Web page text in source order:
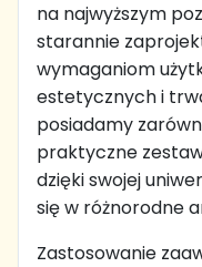
na najwyższym
starannie
wymaganiom
estetycznych i
posiadamy
praktyczne
dzięki swojej
się w różnorodne
Zastosowanie